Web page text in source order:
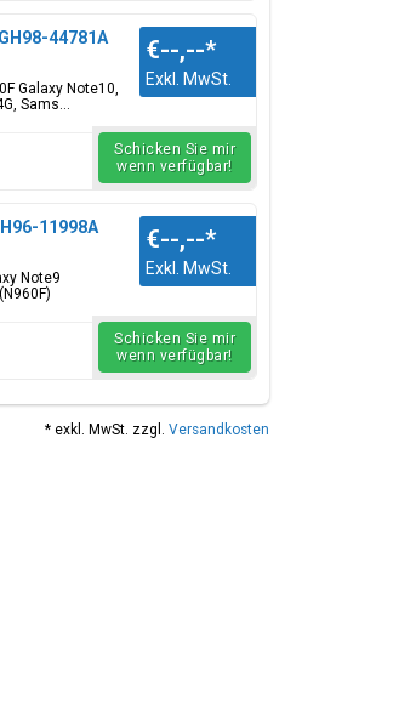
44781A
Galaxy Note10,
Sams...
€--,--*
Exkl. MwSt.
Schicken Sie mir
wenn verfügbar!
11998A
Note9
€--,--*
Exkl. MwSt.
Schicken Sie mir
wenn verfügbar!
* exkl. MwSt. zzgl. Versandkosten